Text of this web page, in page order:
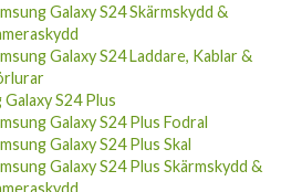
Galaxy S24 Skärmskydd &
Galaxy S24 Laddare, Kablar &
Galaxy S24 Plus
Galaxy S24 Plus Fodral
Galaxy S24 Plus Skal
Galaxy S24 Plus Skärmskydd &